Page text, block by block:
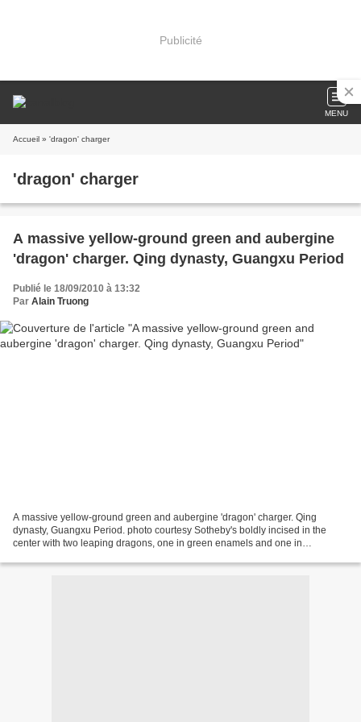
Publicité
MENU
Accueil » 'dragon' charger
'dragon' charger
A massive yellow-ground green and aubergine
'dragon' charger. Qing dynasty, Guangxu Period
Publié le 18/09/2010 à 13:32
Par Alain Truong
A massive yellow-ground green and aubergine 'dragon' charger. Qing
dynasty, Guangxu Period. photo courtesy Sotheby's boldly incised in the
center with two leaping dragons, one in green enamels and one in